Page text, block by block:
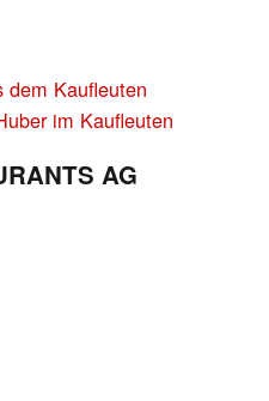
dem Kaufleuten
im Kaufleuten
AG